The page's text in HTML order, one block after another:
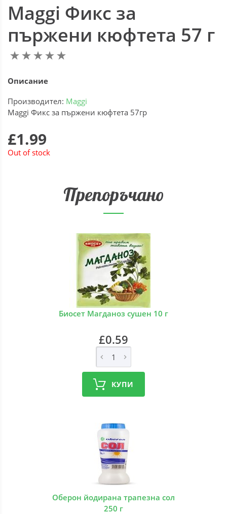
Maggi Фикс за
пържени кюфтета 57 г
Описание
Производител: Maggi
Maggi Фикс за пържени кюфтета 57гр
£1.99
Out of stock
Препоръчано
Биосет Магданоз сушен 10 г
£0.59
КУПИ
Оберон йодирана трапезна сол
250 г